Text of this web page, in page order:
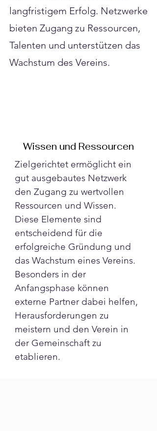
langfristigem Erfolg. Netzwerke
bieten Zugang zu Ressourcen,
Talenten und unterstützen das
Wachstum des Vereins.
Wissen und Ressourcen
Zielgerichtet ermöglicht ein
gut ausgebautes Netzwerk
den Zugang zu wertvollen
Ressourcen und Wissen.
Diese Elemente sind
entscheidend für die
erfolgreiche Gründung und
das Wachstum eines Vereins.
Besonders in der
Anfangsphase können
externe Partner dabei helfen,
Herausforderungen zu
meistern und den Verein in
der Gemeinschaft zu
etablieren.